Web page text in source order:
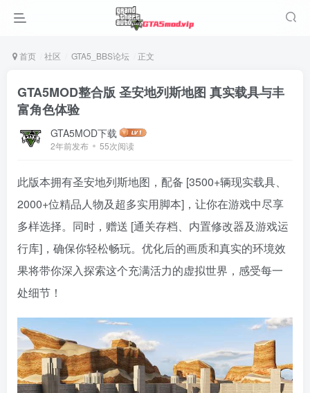
首页 社区 GTA5_BBS论坛 正文
GTA5MOD整合版 圣安地列斯地图 真实载具与丰
富角色体验
GTA5MOD下载
2年前发布 55次阅读
此版本拥有圣安地列斯地图，配备 [3500+辆现实载具、
2000+位精品人物及超多实用脚本]，让你在游戏中尽享
多样选择。同时，赠送 [通关存档、内置修改器及游戏运
行库]，确保你轻松畅玩。优化后的画质和真实的环境效
果将带你深入探索这个充满活力的虚拟世界，感受每一
处细节！